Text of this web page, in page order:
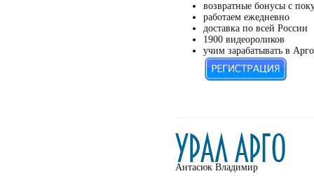
возвратные бонусы с
работаем ежедневно
доставка по всей России
1900 видеороликов
учим зарабатывать в Арго
Антасюк Владимир